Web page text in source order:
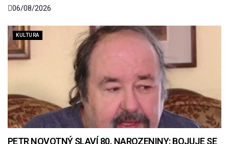
06/08/2026
KULTURA
PETR NOVOTNÝ SLAVÍ 80. NAROZENINY: BOJUJE SE